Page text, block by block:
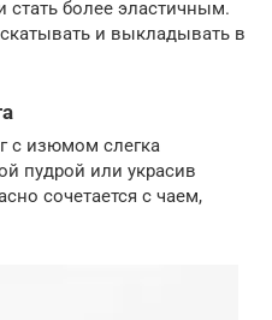
стать более эластичным.
и выкладывать в
с изюмом слегка
пудрой или украсив
сочетается с чаем,